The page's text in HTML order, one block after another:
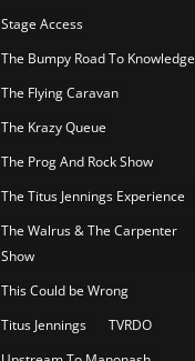
Stage Access
The Bumpy Road To Knowledge
The Flying Caravan
The Krazy Queue
The Prog And Rock Show
The Titus Jennings Experience
The Walrus & The Carpenter
Show
This Could be Wrong
Titus Jennings
TVRDO